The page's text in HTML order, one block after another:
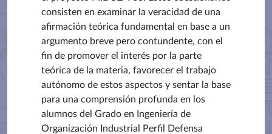
consisten en examinar la veracidad de una
afirmación teórica fundamental en base a un
argumento breve pero contundente, con el
fin de promover el interés por la parte
teórica de la materia, favorecer el trabajo
autónomo de estos aspectos y sentar la base
para una comprensión profunda en los
alumnos del Grado en Ingeniería de
Organización Industrial Perfil Defensa